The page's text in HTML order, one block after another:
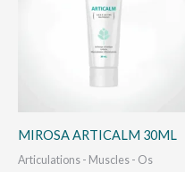
MIROSA ARTICALM 30ML
Articulations - Muscles - Os